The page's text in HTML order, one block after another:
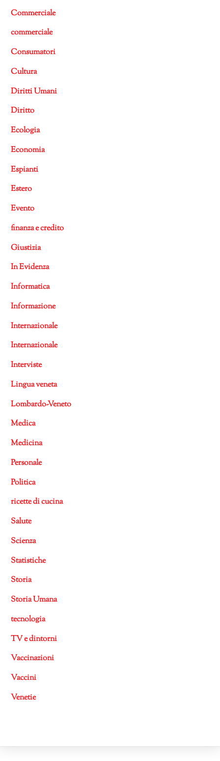
Commerciale
commerciale
Consumatori
Cultura
Diritti Umani
Diritto
Ecologia
Economia
Espianti
Estero
Evento
finanza e credito
Giustizia
In Evidenza
Informatica
Informazione
Internazionale
Internazionale
Interviste
Lingua veneta
Lombardo-Veneto
Medica
Medicina
Personale
Politica
ricette di cucina
Salute
Scienza
Statistiche
Storia
Storia Umana
tecnologia
TV e dintorni
Vaccinazioni
Vaccini
Venetie